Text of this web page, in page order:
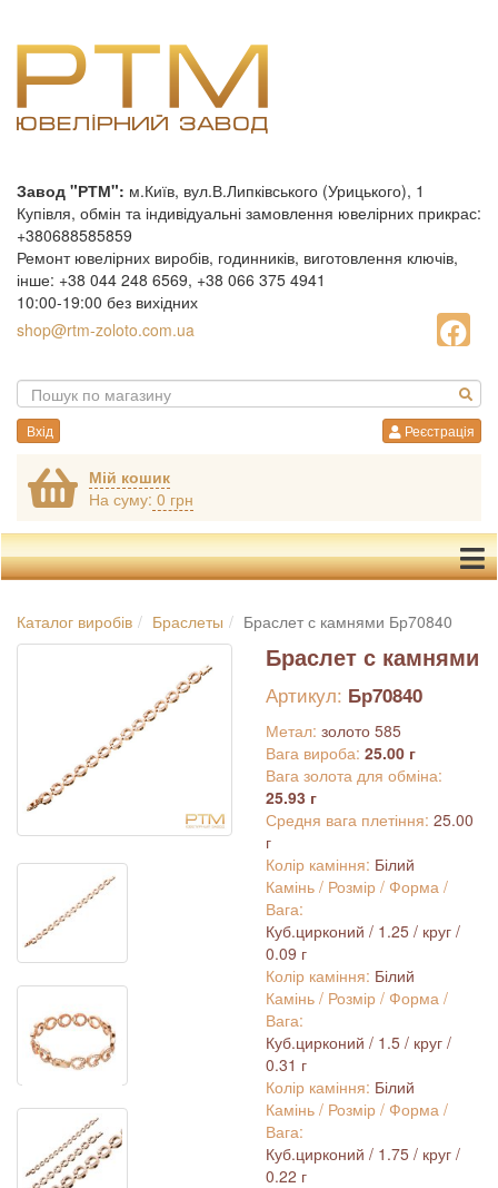
Завод "РТМ": м.Київ, вул.В.Липківського (Урицького), 1
Купівля, обмін та індивідуальні замовлення ювелірних прикрас:
+380688585859
Ремонт ювелірних виробів, годинників, виготовлення ключів,
інше: +38 044 248 6569, +38 066 375 4941
10:00-19:00 без вихідних
shop@rtm-zoloto.com.ua
Вхід Реєстрація
Мій кошик
На суму: 0 грн
Каталог виробів Браслеты Браслет с камнями Бр70840
Браслет с камнями
Артикул: Бр70840
Метал: золото 585
Вага вироба: 25.00 г
Вага золота для обміна:
25.93 г
Средня вага плетіння: 25.00
г
Колір каміння: Білий
Камінь / Розмір / Форма /
Вага:
Куб.цирконий / 1.25 / круг /
0.09 г
Колір каміння: Білий
Камінь / Розмір / Форма /
Вага:
Куб.цирконий / 1.5 / круг /
0.31 г
Колір каміння: Білий
Камінь / Розмір / Форма /
Вага:
Куб.цирконий / 1.75 / круг /
0.22 г